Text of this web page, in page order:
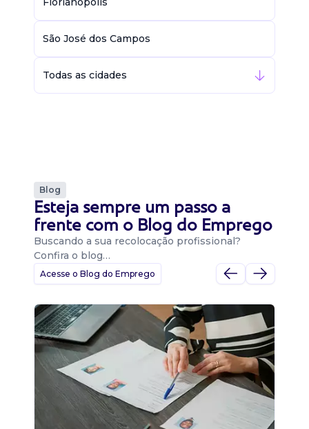
São José dos Campos
Todas as cidades
Blog
Esteja sempre um passo a
frente com o Blog do Emprego
Buscando a sua recolocação profissional?
Confira o blog…
Acesse o Blog do Emprego